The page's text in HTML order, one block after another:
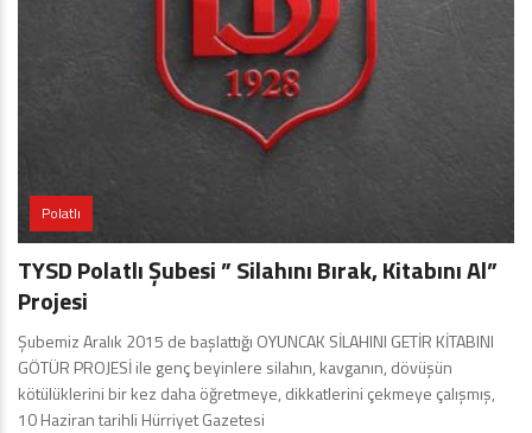
Polatlı
TYSD Polatlı Şubesi ” Silahını Bırak, Kitabını Al”
Projesi
Şubemiz Aralık 2015 de başlattığı OYUNCAK SİLAHINI GETİR KİTABINI
GÖTÜR PROJESİ ile genç beyinlere silahın, kavganın, dövüşün
kötülüklerini bir kez daha öğretmeye, dikkatlerini çekmeye çalışmış,
10 Haziran tarihli Hürriyet Gazetesi